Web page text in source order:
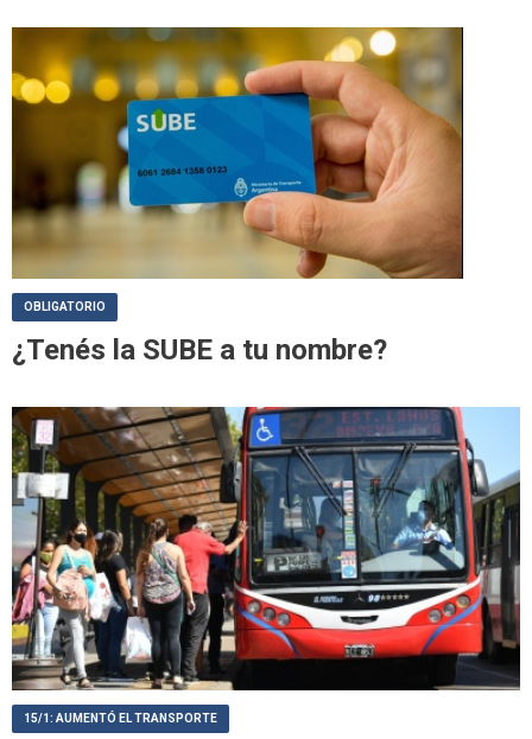
OBLIGATORIO
¿Tenés la SUBE a tu nombre?
15/1: AUMENTÓ EL TRANSPORTE